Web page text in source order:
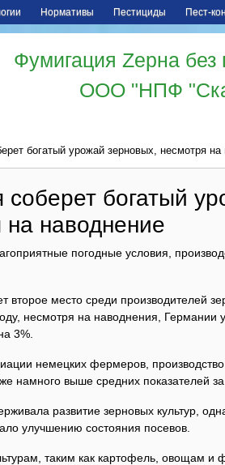
Нормативы Пестициды Пест-
Фумигация Zерна
ООО "НПФ
богатый урожай зерновых, несмотря на
соберет богатый
на наводнение
погодные условия,
второе место среди производителей
несмотря на наводнения, Германии
3%.
немецких фермеров, производство
намного выше средних показателей
развитие зерновых культур,
улучшению состояния посевов.
таким как картофель, овощам